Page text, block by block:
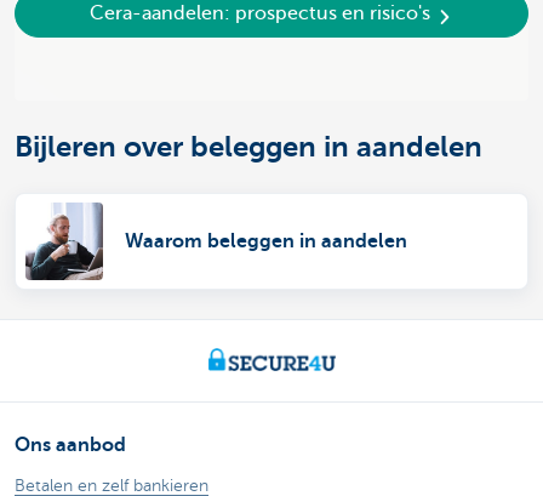
Cera-aandelen: prospectus en risico's
Bijleren over beleggen in aandelen
Waarom beleggen in aandelen
Ons aanbod
Betalen en zelf bankieren